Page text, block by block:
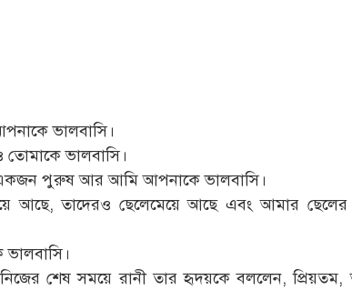
ভালবাসি।
তোমাকে ভালবাসি।
পুরুষ আর আমি আপনাকে ভালবাসি।
আছে, তাদেরও ছেলেমেয়ে আছে এবং আমার
শেষ সময়ে রানী তার হৃদয়কে বললেন,